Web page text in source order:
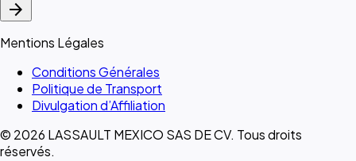
arrow_forward
Mentions Légales
Conditions Générales
Politique de Transport
Divulgation d’Affiliation
© 2026 LASSAULT MEXICO SAS DE CV. Tous droits
réservés.